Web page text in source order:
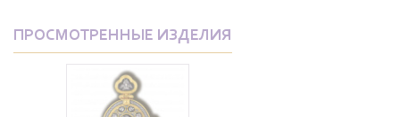
ПРОСМОТРЕННЫЕ ИЗДЕЛИЯ